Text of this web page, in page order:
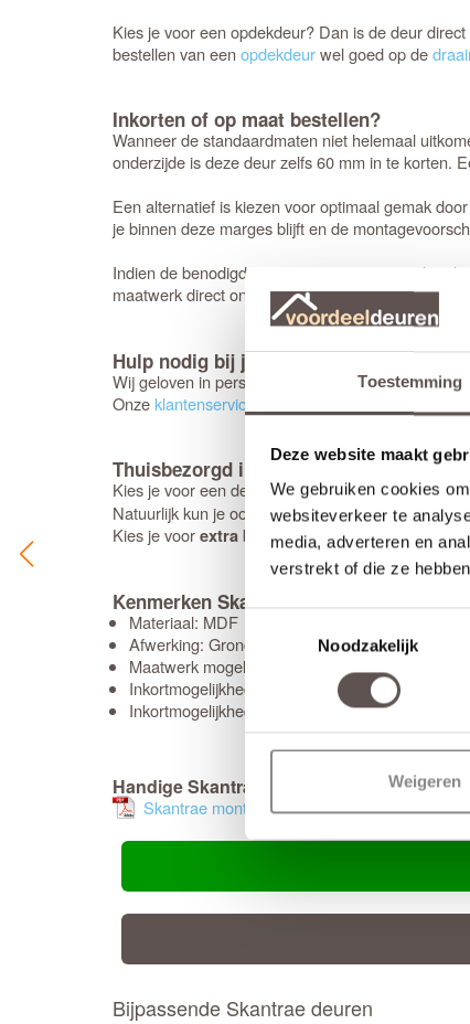
Toestemming
Deze website maakt
We gebruiken cookies
websiteverkeer te
media, adverteren en
verstrekt of die ze
Noodzakelijk
Weigeren
Kies je voor een opdekdeur? Dan is de deur
bestellen van eenopdekdeurwel goed op de
Inkorten of op maat bestellen?
Wanneer de standaardmaten niet helemaal
onderzijde is deze deur zelfs 60 mm in te korten.
Een alternatief is kiezen voor optimaal gemak
je binnen deze marges blijft en de
Indien de benodigde afmetingen groter zijn dan
maatwerk direct onder de standaardafmetingen.
Hulp nodig bij je keuze?
Wij geloven in persoonlijk advies; daarom chat je
Onzeklantenservice
Thuisbezorgd in 5 werkdagen
Kies je voor een deur zonderbewerkingen? Dan
Natuurlijk kun je ook zelf een later
Kies je voorextrabewerkingen, houd dan
Kenmerken Skantrae SKS 1231 Blank
Materiaal: MDF
Afwerking: Grondverf RAL9010
Maatwerk mogelijk: Ja, 45 werkdagen levertijd
Inkortmogelijkheden opdek: Onderzijde 60 mm
Inkortmogelijkheden stomp: Onderzijde 60 mm,
Handige Skantrae montage handleiding
Skantrae montage handleiding
Bijpassende Skantrae deuren